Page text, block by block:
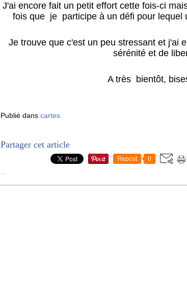
J'ai encore fait un petit effort cette fois-ci
fois que je participe à un défi pour lequel
Je trouve que c'est un peu stressant et j'ai
sérénité et de
A très bientôt,
Publié dans cartes
Partager cet article
Repost 0